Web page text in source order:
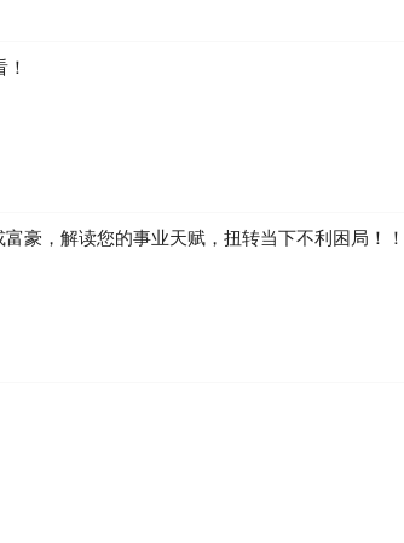
豪，解读您的事业天赋，扭转当下不利困局！！